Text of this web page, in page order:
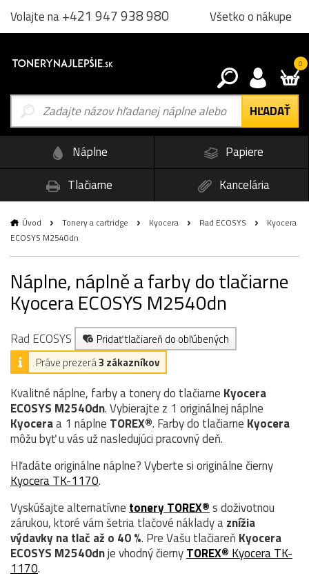
Volajte na+421 947 938 980 Všetko o nákupe
0
Náplne
Papiere
Tlačiarne
Kancelária
Úvod Tonery a cartridge Kyocera Rad ECOSYS
Kyocera
ECOSYS M2540dn
Náplne, náplně a farby do tlačiarne
Kyocera ECOSYS M2540dn
Rad ECOSYS
Pridať tlačiareň do obľúbených
Práve prezerá3 zákazníkov
Kvalitné náplne, farby a tonery do tlačiarne Kyocera
ECOSYS M2540dn. Vybierajte z 1 originálnej náplne
Kyoceraa 1 náplne TOREX®. Farby do tlačiarne Kyocera
môžu byť u vás už nasledujúci pracovný deň.
Hľadáte originálne náplne? Vyberte si originálne čierny
Kyocera TK-1170.
Vyskúšajte alternatívne tonery TOREX®s doživotnou
zárukou, ktoré vám šetria tlačové náklady aznížia
výdavky na tlač až o 40 %. Pre Vašu tlačiareň Kyocera
ECOSYS M2540dnje vhodný čiernyTOREX® Kyocera TK-
1170.